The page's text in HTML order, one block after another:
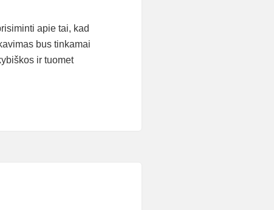
apie tai, kad
bus tinkamai
ir tuomet